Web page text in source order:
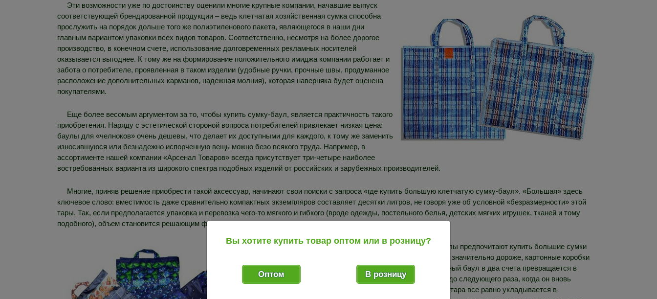
Эти возможности уже по достоинству оценили многие крупные компании, начавшие выпуск
соответствующей брендированной продукции – ведь клетчатая хозяйственная сумка способна
прослужить на порядок дольше того же полиэтиленового пакета, являющегося в наши дни
главным вариантом упаковки всех видов товаров. Соответственно, несмотря на более дорогое
производство, в конечном счете, использование долговременных рекламных носителей
оказывается выгоднее. К тому же на формирование положительного имиджа компании работает и
забота о потребителе, проявленная в таком изделии (удобные ручки, прочные швы, продуманное
расположение дополнительных карманов, надежная молния), которая наверняка будет оценена
покупателями.
Еще более весомым аргументом за то, чтобы купить сумку-баул, является практичность такого
приобретения. Наряду с эстетической стороной вопроса потребителей привлекает низкая цена:
баулы для «челноков» очень дешевы, что делает их доступными для каждого, к тому же заменить
износившуюся или безнадежно испорченную вещь можно безо всякого труда. Например, в
ассортименте нашей компании «Арсенал Товаров» всегда присутствует три-четыре наиболее
востребованных варианта из широкого спектра подобных изделий от российских и зарубежных производителей.
Многие, приняв решение приобрести такой аксессуар, начинают свои поиски с запроса «где купить большую клетчатую сумку-баул». «Большая» здесь
ключевое слово: вместимость даже сравнительно компактных экземпляров составляет десятки литров, не говоря уже об условной «безразмерности» этой
тары. Так, если предполагается упаковка и перевозка чего-то мягкого и гибкого (вроде одежды, постельного белья, детских мягких игрушек, тканей и тому
подобного), объем становится решающим фактором.
К слову, именно поэтому нередко счастливые новоселы предпочитают купить большие сумки
для переезда. Разнообразные пластиковые ящики стоят значительно дороже, картонные коробки
потом еще надо будет утилизировать, а вот вместительный баул в два счета превращается в
компактный рулончик, который убирается на антресоли до следующего раза, когда он вновь
понадобится. Кроме того, даже до отказа забитая, такая тара все равно укладывается в
Вы хотите купить товар оптом или в розницу?
Оптом В розницу